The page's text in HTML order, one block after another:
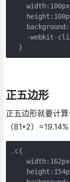
-webkit-
  }
正五边形
正五边形就要计
（81*2）=19.14%
.c{